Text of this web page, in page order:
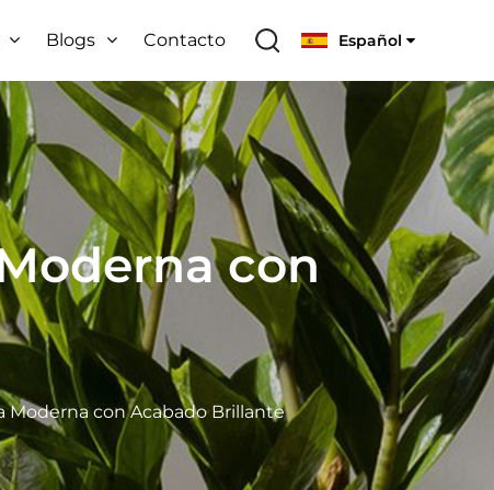
Blogs Contacto Español
con
Moderna con Acabado Brillante